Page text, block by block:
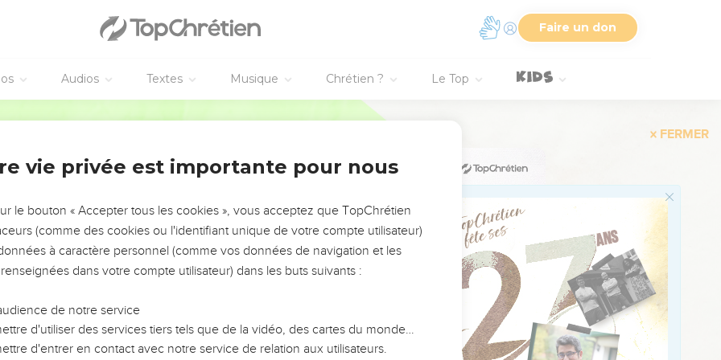
Faire un don
Audios Textes Musique Chrétien ? Le Top
est un Dieu jaloux au milieu de toi. La colère de l'Eternel, ton Dieu, s'enflammerait
pas l'Eternel, votre Dieu, comme vous l'avez fait à Massa.
de l'Eternel, votre Dieu, ses instructions et ses prescriptions qu'il vous
a juré à tes ancêtres de te donner
tes ennemis devant toi, comme il l'a dit.
un jour : ‘Que signifient les instructions, les prescriptions et les règles que
a données ?’
esclaves du pharaon en Egypte et l'Eternel nous a fait sortir de l'Egypte par sa main
sa maison.
pour nous amener dans le pays qu'il avait juré à nos ancêtres de nous donner.
vie privée est importante pour nous
le bouton « Accepter tous les cookies », vous acceptez que TopChrétien
(comme des cookies ou l'identifiant unique de votre compte utilisateur)
à caractère personnel (comme vos données de navigation et les
dans votre compte utilisateur) dans les buts suivants :
de notre service
d'utiliser des services tiers tels que de la vidéo, des cartes du monde…
d'entrer en contact avec notre service de relation aux utilisateurs.